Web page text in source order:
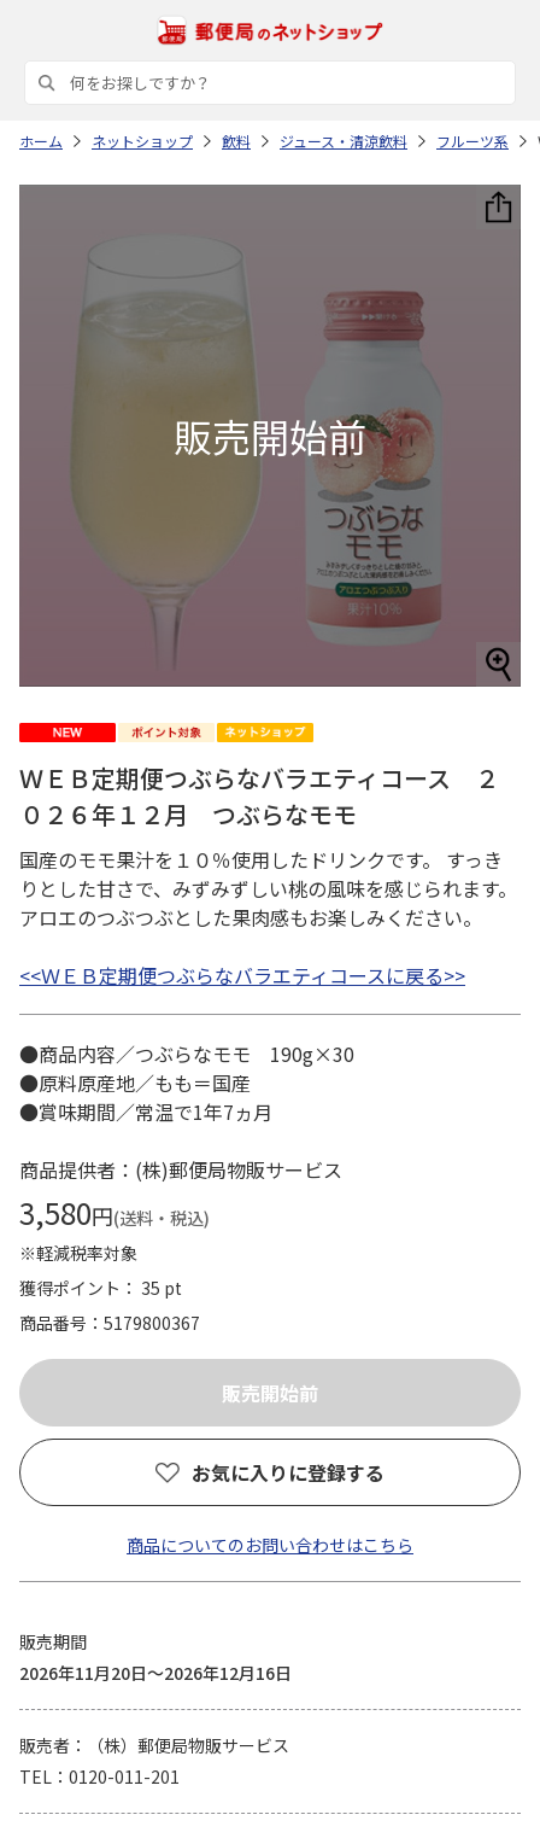
ホーム ネットショップ 飲料 ジュース・清涼飲料 フルーツ系
ＷＥＢ定期便つぶらなバラエティコース ２
０２６年１２月 つぶらなモモ
国産のモモ果汁を１０％使用したドリンクです。 すっき
りとした甘さで、みずみずしい桃の風味を感じられます。
アロエのつぶつぶとした果肉感もお楽しみください。
<<ＷＥＢ定期便つぶらなバラエティコースに戻る>>
●商品内容／つぶらなモモ 190g×30
●原料原産地／もも＝国産
●賞味期間／常温で1年7ヵ月
商品提供者：(株)郵便局物販サービス
3,580円(送料・税込)
※軽減税率対象
獲得ポイント： 35 pt
商品番号
5179800367
お気に入りに登録する
商品についてのお問い合わせはこちら
販売期間
2026年11月20日～2026年12月16日
販売者
（株）郵便局物販サービス
TEL
0120-011-201